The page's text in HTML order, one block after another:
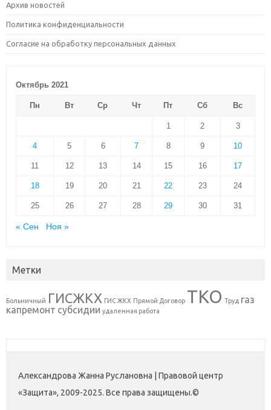
Архив новостей
Политика конфиденциальности
Согласие на обработку персональных данных
Октябрь 2021
Пн Вт Ср Чт Пт Сб Вс
1 2 3
4 5 6 7 8 9 10
11 12 13 14 15 16 17
18 19 20 21 22 23 24
25 26 27 28 29 30 31
« Сен Ноя »
Метки
Больничный ГИСЖКХ ГИС ЖКХ Прямой Договор ТКО Труд газ
капремонт субсидии удаленная работа
Александрова Жанна Руслановна | Правовой центр
«Защита», 2009-2025. Все права защищены.©